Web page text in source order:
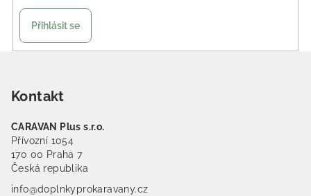
Přihlásit se
Kontakt
CARAVAN Plus s.r.o.
Přívozní 1054
170 00 Praha 7
Česká republika
info@doplnkyprokaravany.cz